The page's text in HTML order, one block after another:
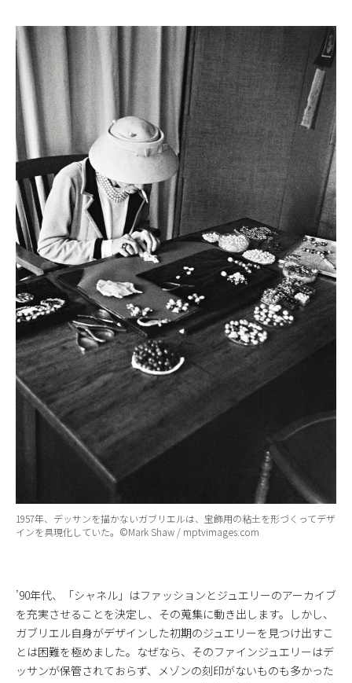
1957年、デッサンを描かないガブリエルは、宝飾用の粘土を形づくってデザ
インを具現化していた。©Mark Shaw / mptvimages.com
’90年代、「シャネル」はファッションとジュエリーのアーカイブ
を充実させることを決定し、その蒐集に動き出します。しかし、
ガブリエル自身がデザインした初期のジュエリーを見つけ出すこ
とは困難を極めました。なぜなら、そのファインジュエリーはデ
ッサンが保管されておらず、メゾンの刻印がないものも多かった